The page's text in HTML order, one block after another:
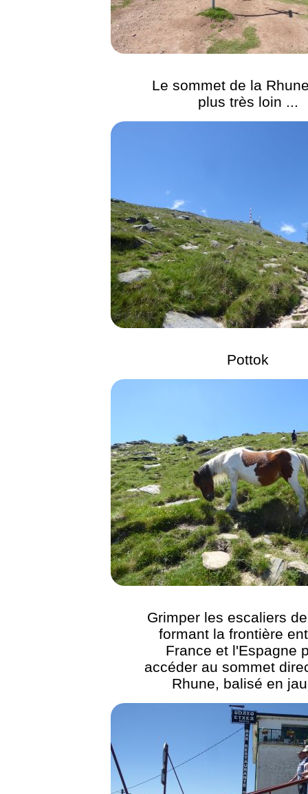
Le sommet de la
plus très loin ...
Pottok
Grimper les escaliers
formant la frontière
France et l'Espagne
accéder au sommet
Rhune, balisé en